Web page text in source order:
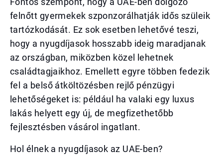
felnőtt gyermekek szponzorálhatják idős szüleik
tartózkodását. Ez sok esetben lehetővé teszi,
hogy a nyugdíjasok hosszabb ideig maradjanak
az országban, miközben közel lehetnek
családtagjaikhoz. Emellett egyre többen fedezik
fel a belső átköltözésben rejlő pénzügyi
lehetőségeket is: például ha valaki egy luxus
lakás helyett egy új, de megfizethetőbb
fejlesztésben vásárol ingatlant.
Hol élnek a nyugdíjasok az UAE-ben?